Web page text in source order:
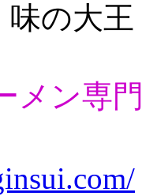
元
メン専